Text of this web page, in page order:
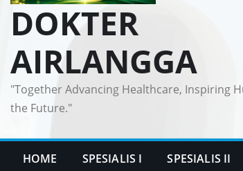
DOKTER
AIRLANGGA
"Together Advancing Healthcare, Inspiring
the Future."
HOME SPESIALIS I SPESIALIS II